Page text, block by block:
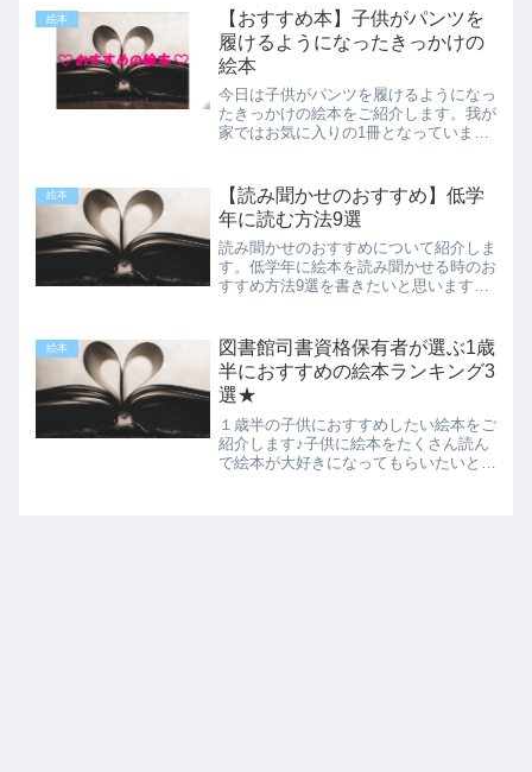
絵本
【おすすめ本】子供がパンツを
履けるようになったきっかけの
絵本
今日は子供がパンツを履けるようになっ
たきっかけの絵本をご紹介します。我が
家ではお気に入りの1冊となっていま
けたよ パンツが履けるようになったき
っかけの絵本は、「はけたよ...
絵本
【読み聞かせのおすすめ】低学
年に読む方法9選
読み聞かせのおすすめについて紹介しま
す。低学年に絵本を読み聞かせる時のお
すすめ方法9選を書きたいと思います。
んがお子さんに素敵な絵本の読み聞かせ
ができますように＾＾読み...
絵本
図書館司書資格保有者が選ぶ1歳
半におすすめの絵本ランキング3
選★
１歳半の子供におすすめしたい絵本をご
紹介します♪子供に絵本をたくさん読ん
で絵本が大好きになってもらいたいと思